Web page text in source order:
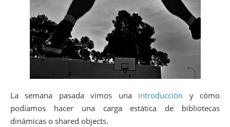
La semana pasada vimos una introducción y cómo
podíamos hacer una carga estática de bibliotecas
dinámicas o shared objects.